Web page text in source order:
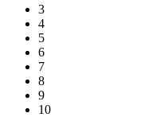
3
4
5
6
7
8
9
10